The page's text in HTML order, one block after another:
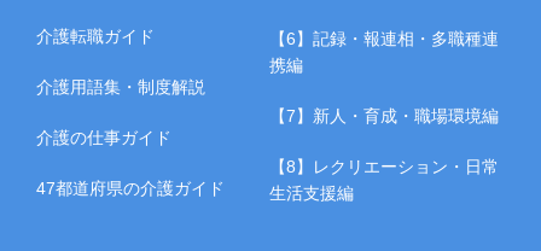
介護転職ガイド
介護用語集・制度解説
介護の仕事ガイド
47都道府県の介護ガイド
【6】記録・報連相・多職種連
携編
【7】新人・育成・職場環境編
【8】レクリエーション・日常
生活支援編